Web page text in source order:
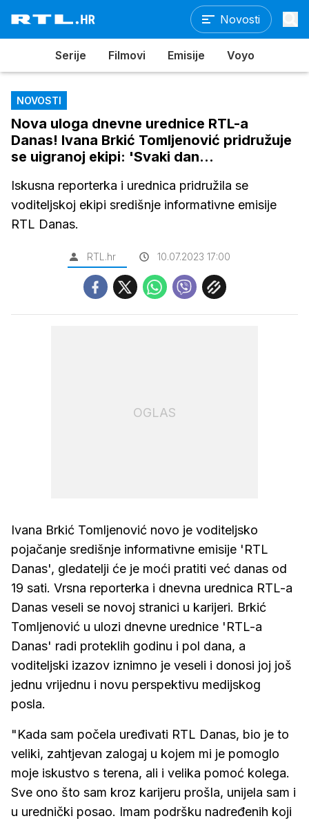
Novosti
Serije Filmovi Emisije Voyo
NOVOSTI
Nova uloga dnevne urednice RTL-a
Danas! Ivana Brkić Tomljenović pridružuje
se uigranoj ekipi: 'Svaki dan...
Iskusna reporterka i urednica pridružila se
voditeljskoj ekipi središnje informativne emisije
RTL Danas.
RTL.hr 10.07.2023 17:00
OGLAS
Ivana Brkić Tomljenović novo je voditeljsko
pojačanje središnje informativne emisije 'RTL
Danas', gledatelji će je moći pratiti već danas od
19 sati. Vrsna reporterka i dnevna urednica RTL-a
Danas veseli se novoj stranici u karijeri. Brkić
Tomljenović u ulozi dnevne urednice 'RTL-a
Danas' radi proteklih godinu i pol dana, a
voditeljski izazov iznimno je veseli i donosi joj još
jednu vrijednu i novu perspektivu medijskog
posla.
"Kada sam počela uređivati RTL Danas, bio je to
veliki, zahtjevan zalogaj u kojem mi je pomoglo
moje iskustvo s terena, ali i velika pomoć kolega.
Sve ono što sam kroz karijeru prošla, unijela sam i
u urednički posao. Imam podršku nadređenih koji